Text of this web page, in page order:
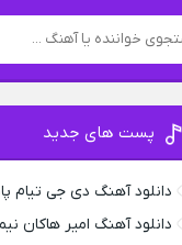
پست های جدید
دانلود آهنگ دی جی
دانلود آهنگ امیر هاکان